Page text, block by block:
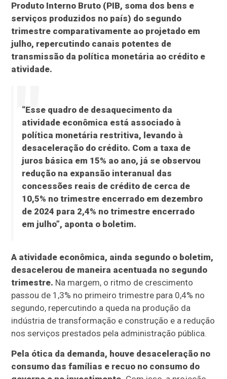
Produto Interno Bruto (PIB, soma dos bens e
serviços produzidos no país) do segundo
trimestre comparativamente ao projetado em
julho, repercutindo canais potentes de
transmissão da política monetária ao crédito e
atividade.
“Esse quadro de desaquecimento da
atividade econômica está associado à
política monetária restritiva, levando à
desaceleração do crédito. Com a taxa de
juros básica em 15% ao ano, já se observou
redução na expansão interanual das
concessões reais de crédito de cerca de
10,5% no trimestre encerrado em dezembro
de 2024 para 2,4% no trimestre encerrado
em julho”, aponta o boletim.
A atividade econômica, ainda segundo o boletim,
desacelerou de maneira acentuada no segundo
trimestre. Na margem, o ritmo de crescimento
passou de 1,3% no primeiro trimestre para 0,4% no
segundo, repercutindo a queda na produção da
indústria de transformação e construção e a redução
nos serviços prestados pela administração pública.
Pela ótica da demanda, houve desaceleração no
consumo das famílias e recuo no consumo do